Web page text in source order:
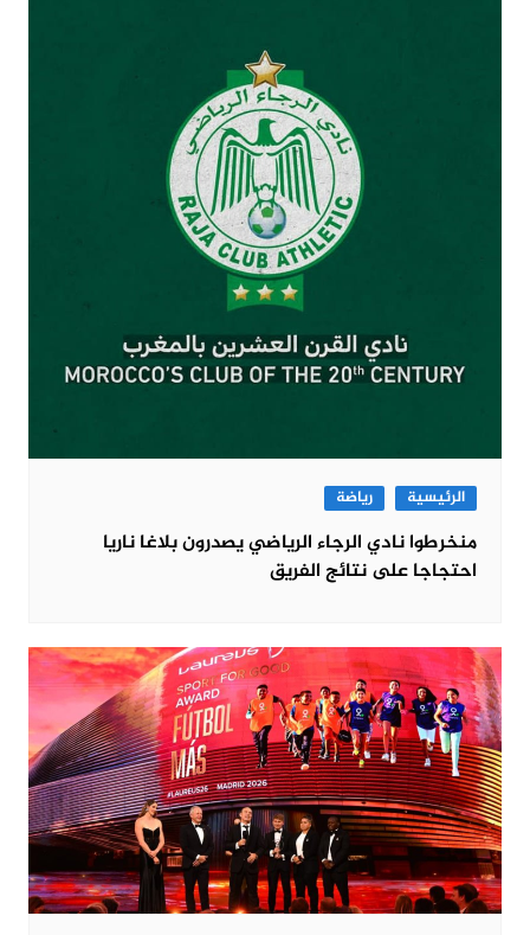
الرئيسية رياضة
منخرطوا نادي الرجاء الرياضي يصدرون بلاغا ناريا
احتجاجا على نتائج الفريق